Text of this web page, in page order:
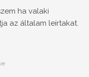
ha valaki
az általam leírtakat.